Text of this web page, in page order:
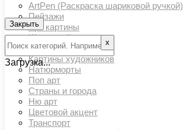
ArtPen (Раскраска шариковой ручкой)
Пейзажи
Арт картины
Животный мир
Люди
Картины художников
Натюрморты
Поп арт
Страны и города
Ню арт
Цветовой акцент
Транспорт
Закрыть
х
Загрузка...